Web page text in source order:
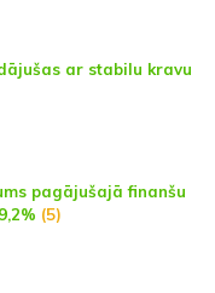
ar stabilu kravu
pagājušajā finanšu
(5)